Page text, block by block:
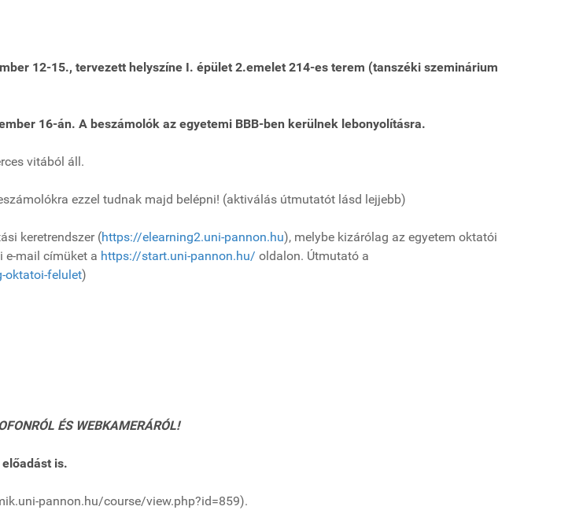
12-15., tervezett helyszíne I. épület 2.emelet 214-es terem (tanszéki szeminárium
16-án. A beszámolók az egyetemi BBB-ben kerülnek lebonyolításra.
vitából áll.
ezzel tudnak majd belépni! (aktiválás útmutatót lásd lejjebb)
keretrendszer (https://elearning2.uni-pannon.hu), melybe kizárólag az egyetem oktatói
e-mail címüket a https://start.uni-pannon.hu/ oldalon. Útmutató a
oktatoi-felulet)
ÉS WEBKAMERÁRÓL!
is.
pannon.hu/course/view.php?id=859).